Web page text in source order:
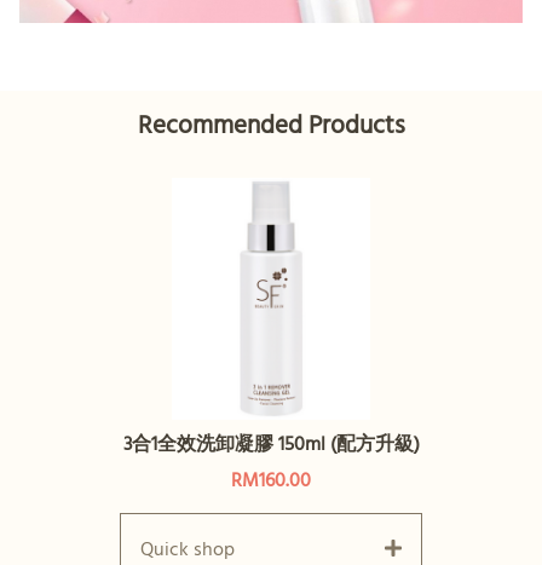
Recommended Products
3合1全效洗卸凝膠 150ml (配方升級)
RM160.00
Quick shop